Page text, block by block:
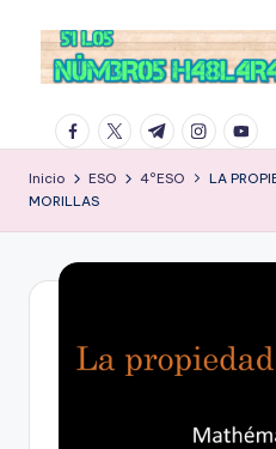
facebook.com
twitter.com
t.me
Inicio ESO 4ºESO
LA
MORILLAS